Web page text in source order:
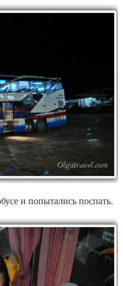
и попытались поспать.